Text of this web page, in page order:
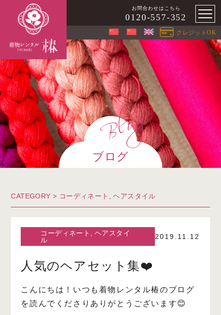
お問合わせはこちら
0120-557-352
クレジットOK
ブログ
CATEGORY > コーディネート ,ヘアスタイル
コーディネート ,ヘアスタイ
ル
2019.11.12
人気のヘアセット集❤️
こんにちは！ いつも着物レンタル椿のブログ
を読んでくださりありがとうございます😊